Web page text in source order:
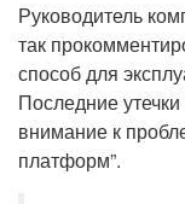
Руководитель
так
способ для
Последние
внимание к
платформ”.